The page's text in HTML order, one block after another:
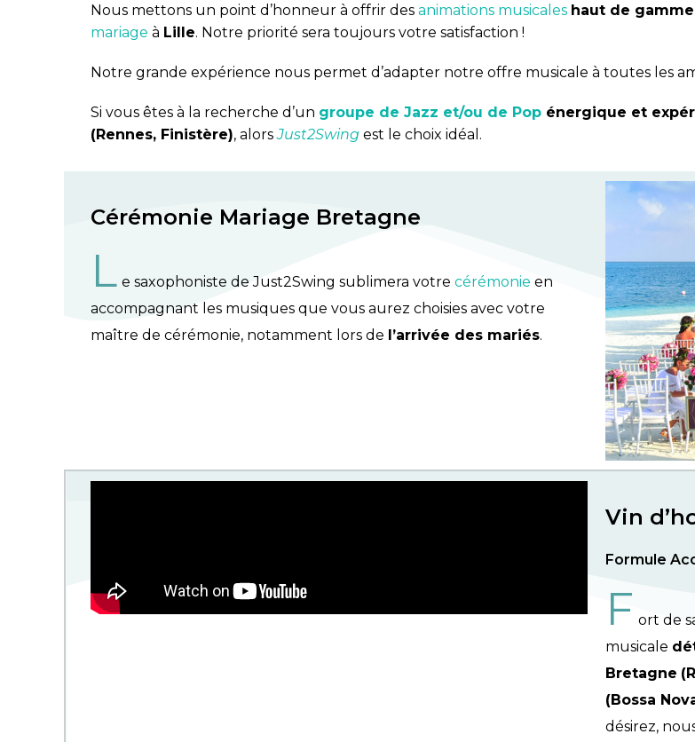
Nous mettons un point d’honneur à offrir des animations musicales haut de
mariage à Lille. Notre priorité sera toujours votre satisfaction !
Notre grande expérience nous permet d’adapter notre offre musicale à toutes les
Si vous êtes à la recherche d’un groupe de Jazz et/ou de Pop énergique et
(Rennes, Finistère), alorsJust2Swing est le choix idéal.
Cérémonie Mariage Bretagne
L e saxophoniste de Just2Swing sublimera votre cérémonie en
accompagnant les musiques que vous aurez choisies avec votre
maître de cérémonie, notamment lors de l’arrivée des mariés.
Vin
Formule
F ort de
musicale
Bretagne
(Bossa
désirez,